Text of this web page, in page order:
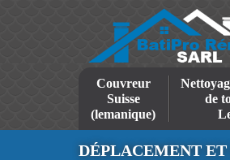
Couvreur
Suisse
(lemanique)
de
DÉPLACEMENT